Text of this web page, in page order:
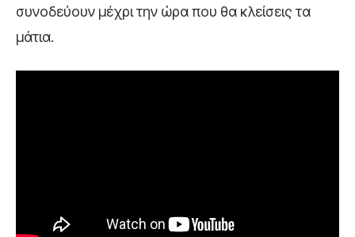
συνοδεύουν μέχρι την ώρα που θα κλείσεις τα
μάτια.